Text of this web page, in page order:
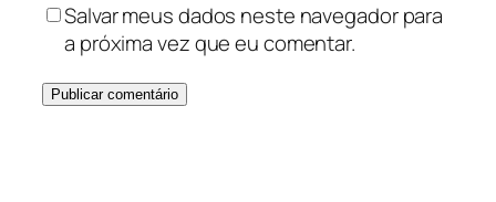
Salvar meus dados neste navegador para
a próxima vez que eu comentar.